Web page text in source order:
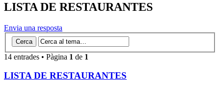
LISTA DE RESTAURANTES
Envia una resposta
14 entrades • Pàgina 1 de 1
LISTA DE RESTAURANTES